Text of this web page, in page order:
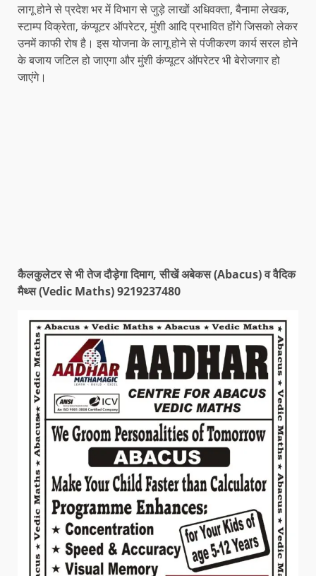
लागू होने से प्रदेश भर में विभाग से जुड़े लाखों अधिवक्ता, बैनामा लेखक,
स्टाम्प विक्रेता, कंप्यूटर ऑपरेटर, मुंशी आदि प्रभावित होंगे जिसको लेकर
उनमें काफी रोष है। इस योजना के लागू होने से पंजीकरण कार्य सरल होने
के बजाय जटिल हो जाएगा और मुंशी कंप्यूटर ऑपरेटर भी बेरोजगार हो
जाएंगे।
कैलकुलेटर से भी तेज दौड़ेगा दिमाग, सीखें अबेकस (Abacus) व वैदिक
मैथ्स (Vedic Maths) 9219237480